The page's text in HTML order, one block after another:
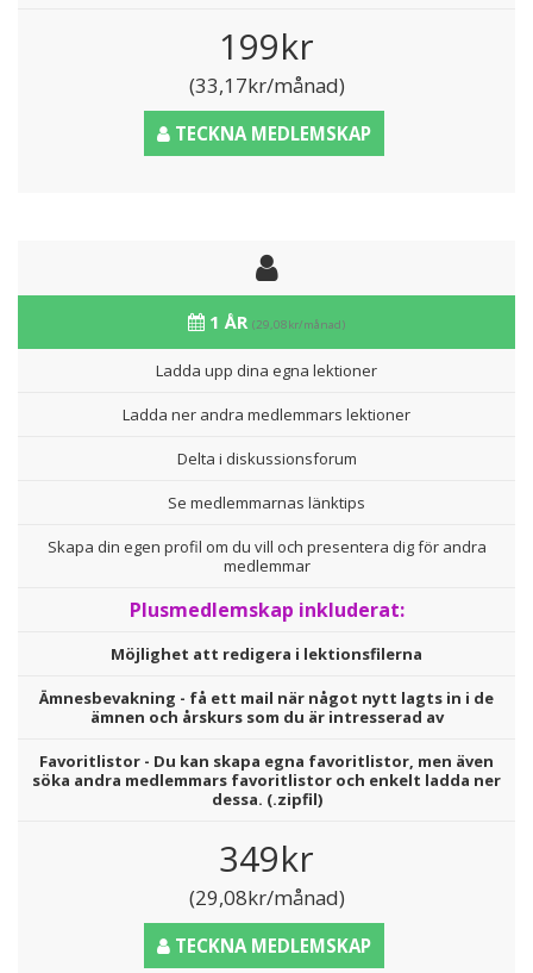
199kr
(33,17kr/månad)
TECKNA MEDLEMSKAP
1 ÅR (29,08kr/månad)
Ladda upp dina egna lektioner
Ladda ner andra medlemmars lektioner
Delta i diskussionsforum
Se medlemmarnas länktips
Skapa din egen profil om du vill och presentera dig för andra
medlemmar
Plusmedlemskap inkluderat:
Möjlighet att redigera i lektionsfilerna
Ämnesbevakning - få ett mail när något nytt lagts in i de
ämnen och årskurs som du är intresserad av
Favoritlistor - Du kan skapa egna favoritlistor, men även
söka andra medlemmars favoritlistor och enkelt ladda ner
dessa. (.zipfil)
349kr
(29,08kr/månad)
TECKNA MEDLEMSKAP